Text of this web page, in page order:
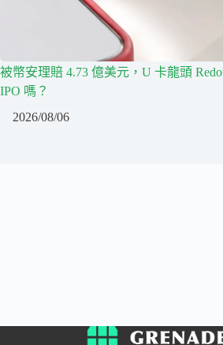
被幣安理賠 4.73 億美元，U 卡龍頭
IPO 嗎？
2026/08/06